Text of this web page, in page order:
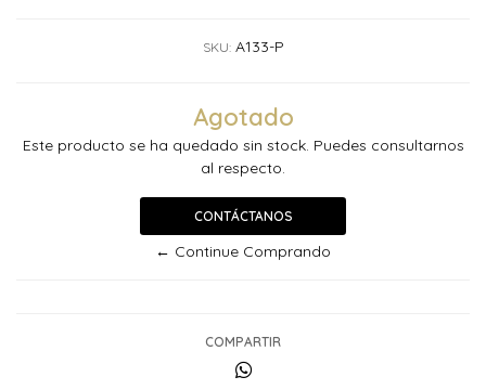
SKU: A133-P
Agotado
Este producto se ha quedado sin stock. Puedes consultarnos
al respecto.
CONTÁCTANOS
← Continue Comprando
COMPARTIR